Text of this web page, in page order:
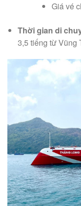
Giá vé
Thời gian di
3,5 tiếng từ Vũng